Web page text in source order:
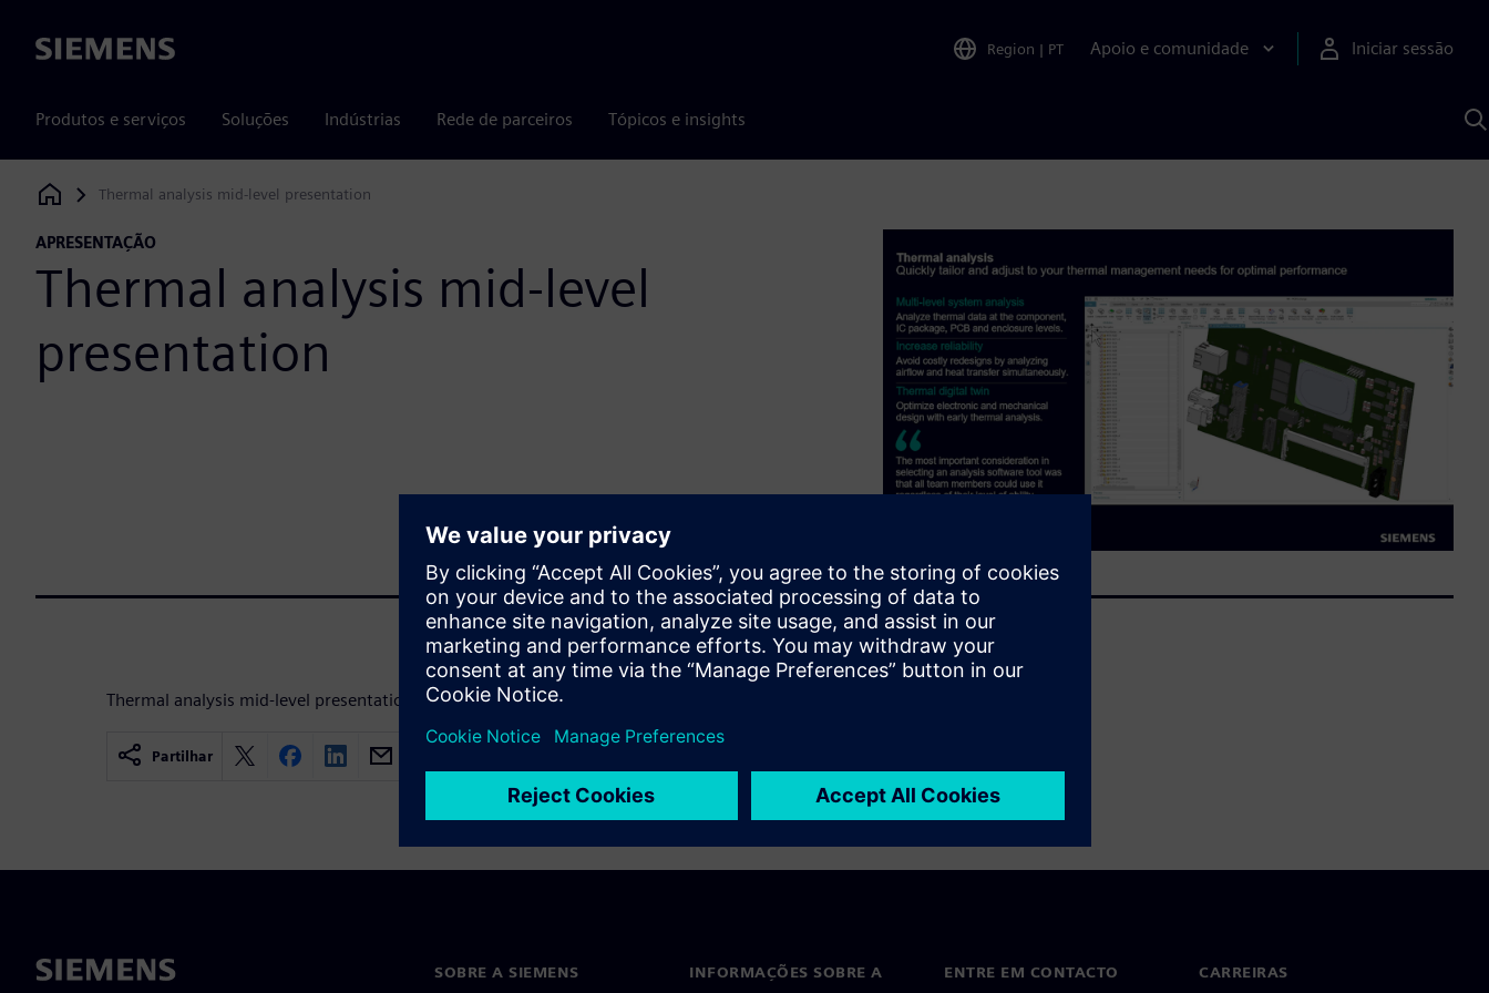
Siemens Region | PT Apoio e comunidade Iniciar sessão
Produtos e serviços Soluções Indústrias Rede de parceiros Tópicos e insights
Siemens Digital Industries Software
Thermal analysis mid-level presentation
APRESENTAÇÃO
Thermal analysis mid-level
presentation
Thermal analysis mid-level presentation for Electronics
Partilhar
SOBRE A SIEMENS
INFORMAÇÕES SOBRE A
ENTRE EM CONTACTO CARREIRAS